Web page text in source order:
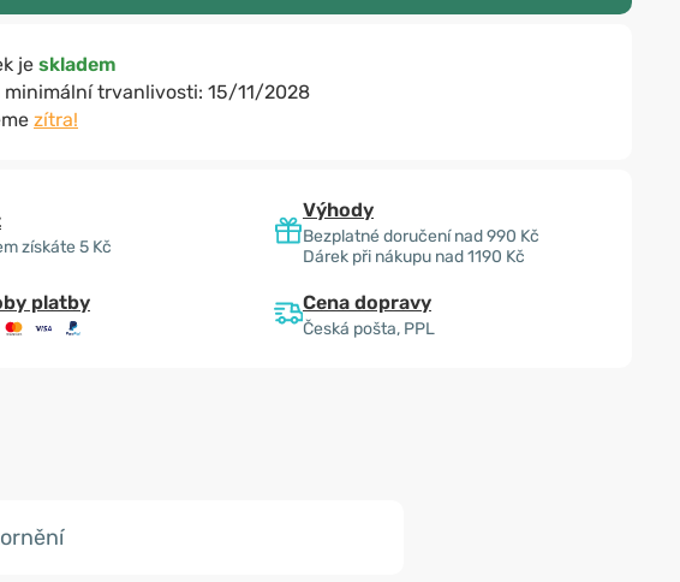
je skladem
minimální trvanlivosti: 15/11/2028
zítra!
získáte 5 Kč
Výhody
Bezplatné doručení nad 990 Kč
Dárek při nákupu nad 1190 Kč
platby Cena dopravy
Česká pošta, PPL